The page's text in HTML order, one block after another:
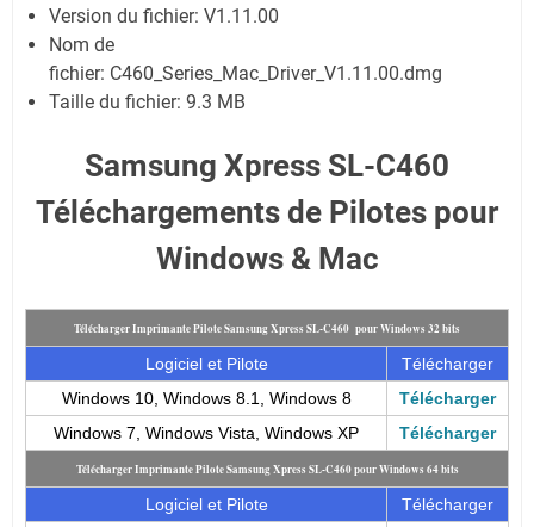
Version du fichier: V1.11.00
Nom de
fichier: C460_Series_Mac_Driver_V1.11.00.dmg
Taille du fichier: 9.3 MB
Samsung Xpress SL-C460
Téléchargements de Pilotes pour
Windows & Mac
Télécharger Imprimante Pilote Samsung Xpress SL-C460 pour Windows 32 bits
Logiciel et Pilote
Télécharger
Windows 10, Windows 8.1, Windows 8
Télécharger
Windows 7, Windows Vista, Windows XP
Télécharger
Télécharger Imprimante Pilote Samsung Xpress SL-C460 pour Windows 64 bits
Logiciel et Pilote
Télécharger